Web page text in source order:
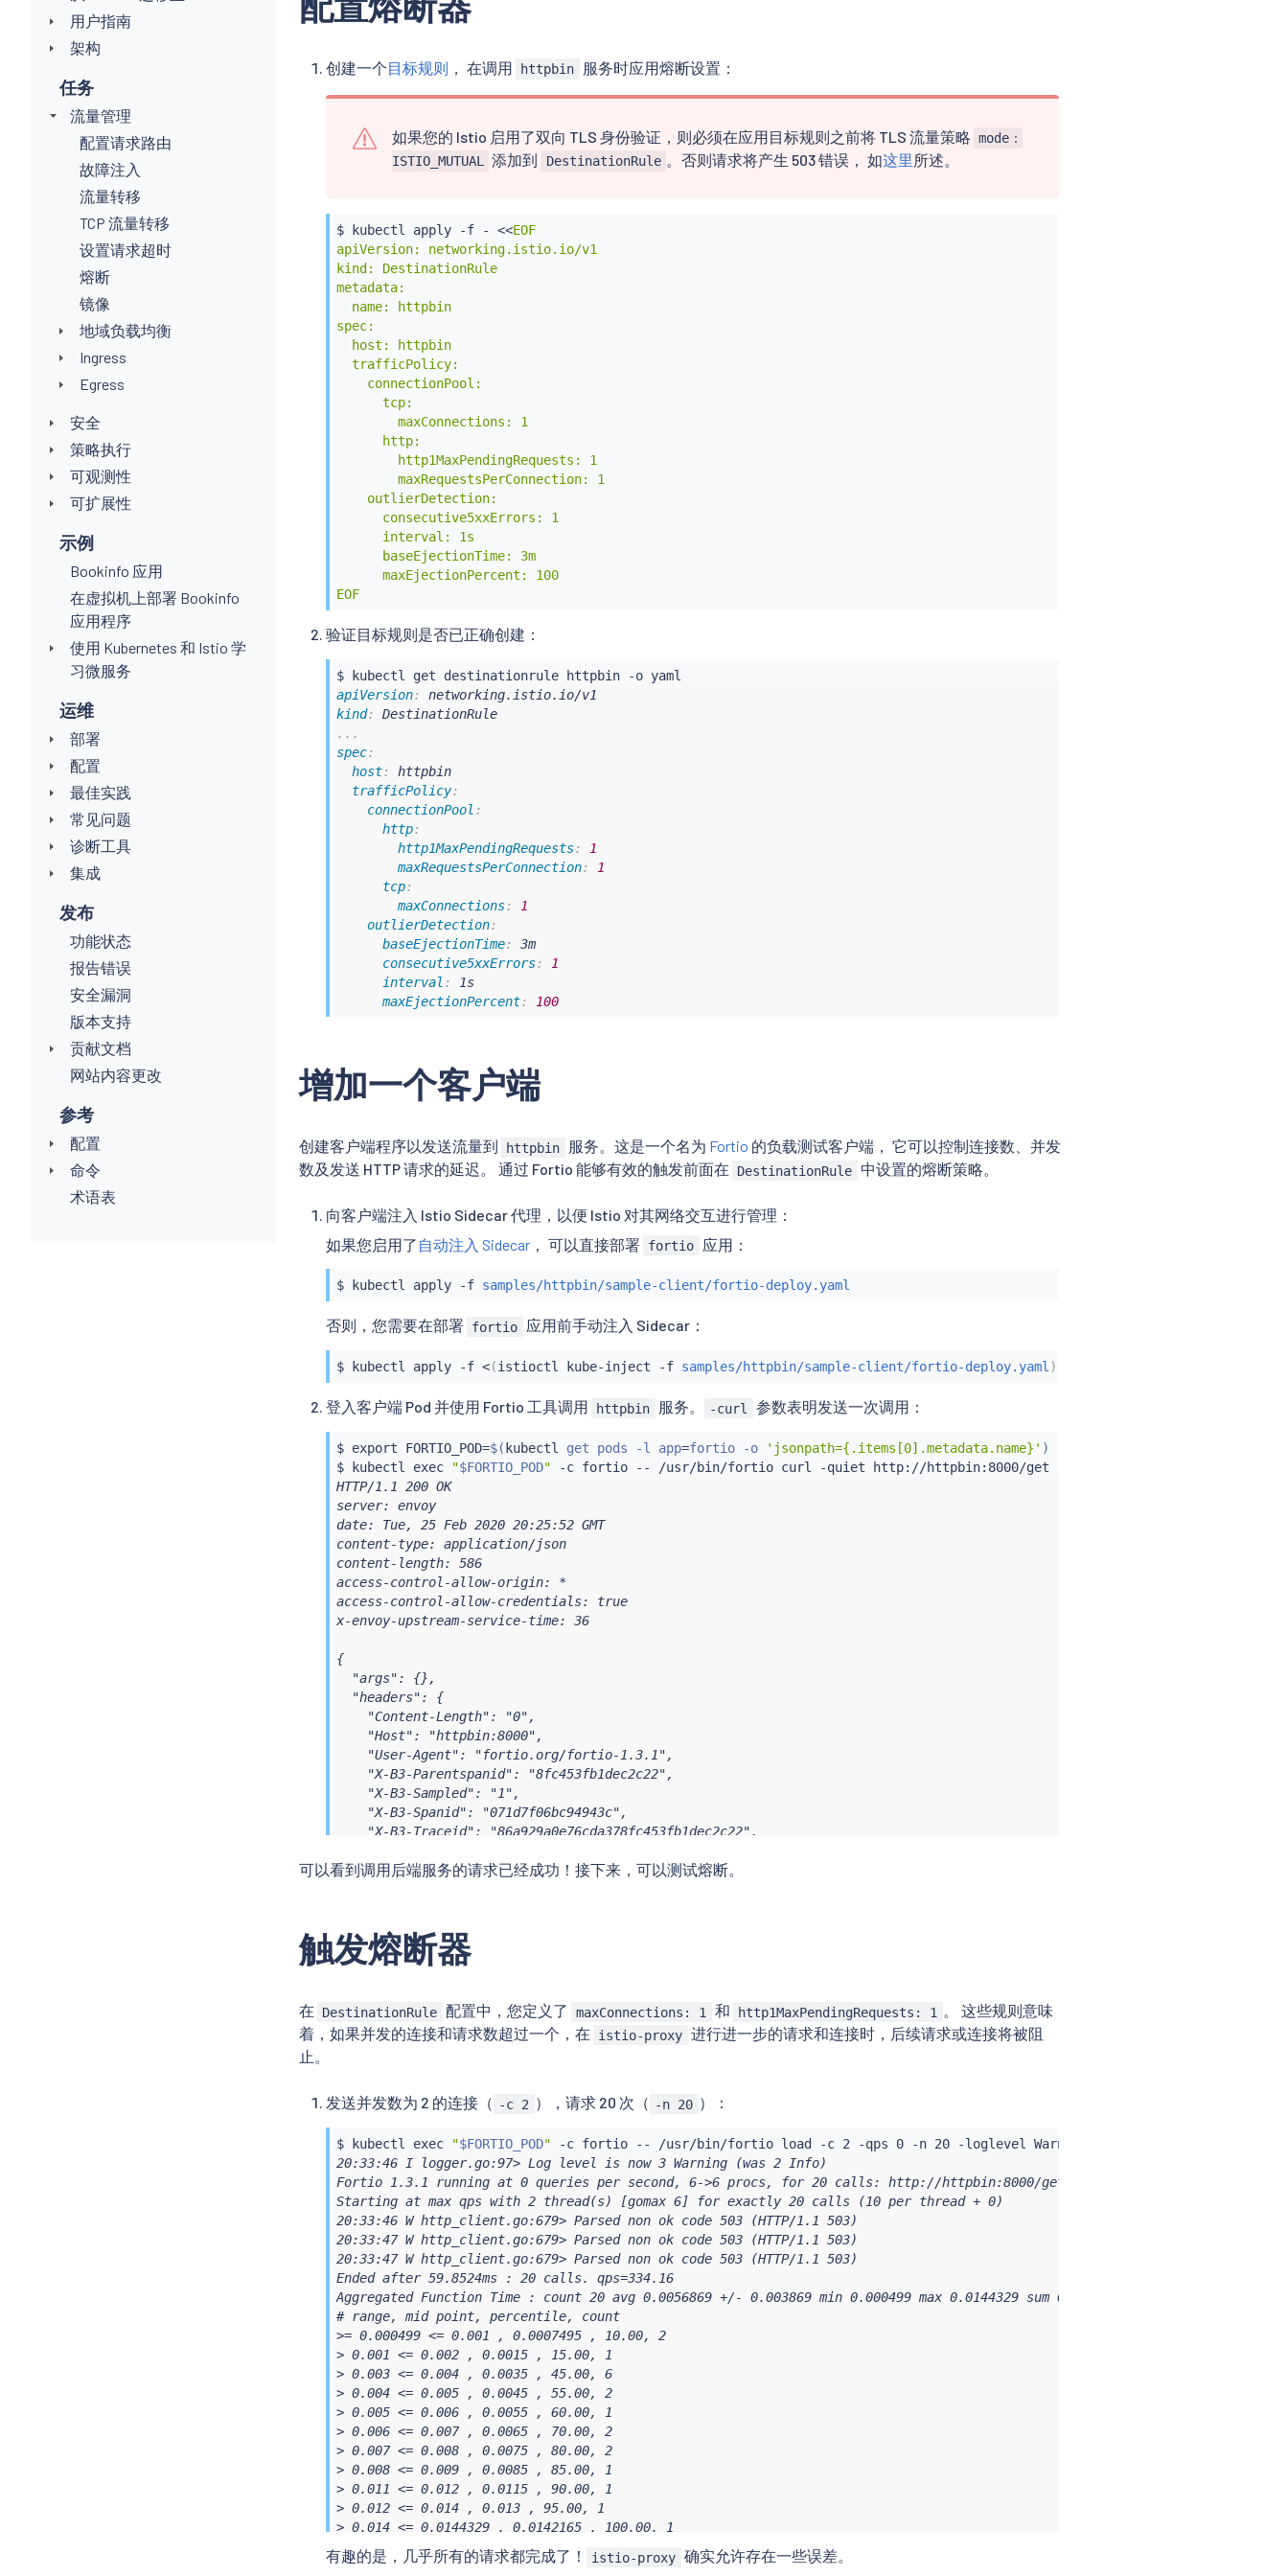
用户指南
架构
任务
流量管理
配置请求路由
故障注入
流量转移
TCP 流量转移
设置请求超时
熔断
镜像
地域负载均衡
Ingress
Egress
安全
策略执行
可观测性
可扩展性
示例
Bookinfo 应用
在虚拟机上部署 Bookinfo
应用程序
使用 Kubernetes 和 Istio 学
习微服务
运维
部署
配置
最佳实践
常见问题
诊断工具
集成
发布
功能状态
报告错误
安全漏洞
版本支持
贡献文档
网站内容更改
参考
配置
命令
术语表
创建一个目标规则 ， 在调用 httpbin 服务时应用熔断设置：
如果您的 Istio 启用了双向 TLS 身份验证，则必须在应用目标规则之前将 TLS 流量策略 mode：
ISTIO_MUTUAL
添加到 DestinationRule 。否则请求将产生 503 错误， 如这里 所述。
$ kubectl apply -f - <<EOF
apiVersion: networking.istio.io/v1
kind: DestinationRule
metadata:
  name: httpbin
spec:
  host: httpbin
  trafficPolicy:
    connectionPool:
      tcp:
        maxConnections: 1
      http:
        http1MaxPendingRequests: 1
        maxRequestsPerConnection: 1
    outlierDetection:
      consecutive5xxErrors: 1
      interval: 1s
      baseEjectionTime: 3m
      maxEjectionPercent: 100
EOF
验证目标规则是否已正确创建：
$ kubectl
apiVersion:
kind:
DestinationRule
...
spec:
host:
httpbin
trafficPolicy:
connectionPool :
http:
http1MaxPendingRequests:
1
maxRequestsPerConnection:
1
tcp:
maxConnections:
1
outlierDetection:
baseEjectionTime:
3m
consecutive5xxErrors:
1
interval :
1s
maxEjectionPercent: 100
增加一个客户端
创建客户端程序以发送流量到 httpbin 服务。这是一个名为 Fortio 的负载测试客户端， 它可以控制连接数、并发
数及发送 HTTP 请求的延迟。 通过 Fortio 能够有效的触发前面在
DestinationRule 中设置的熔断策略。
向客户端注入 Istio Sidecar 代理，以便 Istio 对其网络交互进行管理：
如果您启用了 自动注入 Sidecar ， 可以直接部署 fortio 应用：
$ kubectl apply -f samples/httpbin/sample-client/fortio-deploy.yaml
否则，您需要在部署 fortio 应用前手动注入 Sidecar：
$ kubectl apply -f <(istioctl kube-inject -f samples/httpbin/sample-client/fortio-deploy.yaml )
登入客户端 Pod 并使用 Fortio 工具调用 httpbin 服务。 -curl 参数表明发送一次调用：
$ export FORTIO_POD=$( kubectl get pods -l app=fortio -o 'jsonpath={.items[0].metadata.name}' )
$
kubectl exec "$FORTIO_POD" -c fortio -- /usr/bin/fortio curl
HTTP/1.1 200 OK
server: envoy
date: Tue, 25 Feb 2020 20:25:52 GMT
content-type: application/json
content-length: 586
access-control-allow-origin: *
access-control-allow-credentials: true
x-envoy-upstream-service-time: 36
{
  "args": {},
  "headers": {
    "Content-Length": "0",
    "Host": "httpbin:8000",
    "User-Agent": "fortio.org/fortio-1.3.1",
    "X-B3-Parentspanid": "8fc453fb1dec2c22",
    "X-B3-Sampled": "1",
    "X-B3-Spanid": "071d7f06bc94943c",
    "X-B3-Traceid": "86a929a0e76cda378fc453fb1dec2c22",
  },
可以看到调用后端服务的请求已经成功！接下来，可以测试熔断。
触发熔断器
在 DestinationRule 配置中，您定义了 maxConnections: 1 和 http1MaxPendingRequests: 1
。 这些规则意味
着，如果并发的连接和请求数超过一个，在
istio-proxy 进行进一步的请求和连接时，后续请求或连接将被阻
止。
发送并发数为 2 的连接（ -c 2 ），请求 20 次（ -n 20 ）：
$ kubectl exec "$FORTIO_POD"
20:33:46 I logger.go:97> Log level is now 3 Warning (was 2 Info)
Fortio 1.3.1 running at 0 queries per second, 6->6 procs, for 20 calls: http://httpbin:8000/get
Starting at max qps with 2 thread(s) [gomax 6] for exactly 20 calls (10 per thread + 0)
20:33:46 W http_client.go:679> Parsed non ok code 503 (HTTP/1.1 503)
20:33:47 W http_client.go:679> Parsed non ok code 503 (HTTP/1.1 503)
20:33:47 W http_client.go:679> Parsed non ok code 503 (HTTP/1.1 503)
Ended after 59.8524ms : 20 calls. qps=334.16
Aggregated Function Time : count 20 avg 0.0056869 +/- 0.003869 min 0.000499 max 0.0144329 sum 0.113738
# range, mid point, percentile, count
>= 0.000499 <= 0.001 , 0.0007495 , 10.00, 2
> 0.001 <= 0.002 , 0.0015 , 15.00, 1
> 0.003 <= 0.004 , 0.0035 , 45.00, 6
> 0.004 <= 0.005 , 0.0045 , 55.00, 2
> 0.005 <= 0.006 , 0.0055 , 60.00, 1
> 0.006 <= 0.007 , 0.0065 , 70.00, 2
> 0.007 <= 0.008 , 0.0075 , 80.00, 2
> 0.008 <= 0.009 , 0.0085 , 85.00, 1
> 0.011 <= 0.012 , 0.0115 , 90.00, 1
> 0.012 <= 0.014 , 0.013 , 95.00, 1
> 0.014 <= 0.0144329 , 0.0142165 , 100.00, 1
# target 50% 0.0045
# target 75% 0.0075
有趣的是，几乎所有的请求都完成了！ istio-proxy 确实允许存在一些误差。